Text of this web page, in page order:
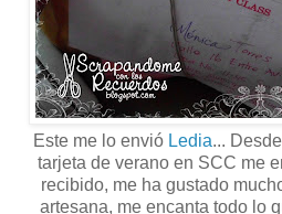
Este me lo envió Ledia...
tarjeta de verano en SCC me
recibido, me ha gustado
artesana, me encanta todo lo